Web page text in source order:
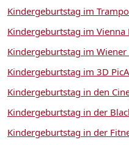
Kindergeburtstag im
Kindergeburtstag im Vienna
Kindergeburtstag im
Kindergeburtstag im 3D
Kindergeburtstag in den
Kindergeburtstag in der
Kindergeburtstag in der